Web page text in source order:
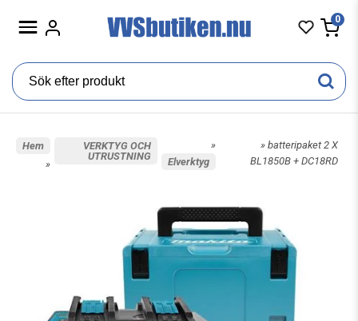
0
Hem
»
VERKTYG OCH
UTRUSTNING
»
Elverktyg
» batteripaket 2 X
BL1850B + DC18RD